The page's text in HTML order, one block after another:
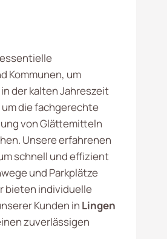
Kommunen, um
der kalten Jahreszeit
die fachgerechte
von Glättemitteln
Unsere erfahrenen
schnell und effizient
und Parkplätze
bieten individuelle
Kunden in Lingen
zuverlässigen